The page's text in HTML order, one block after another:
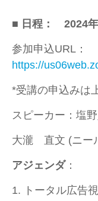
■ 日程： 2024
参加申込URL：
https://
*受講の申込みは
スピーカー：塩
大瀧 直文 (ニー
アジェンダ：
1. トータル広告